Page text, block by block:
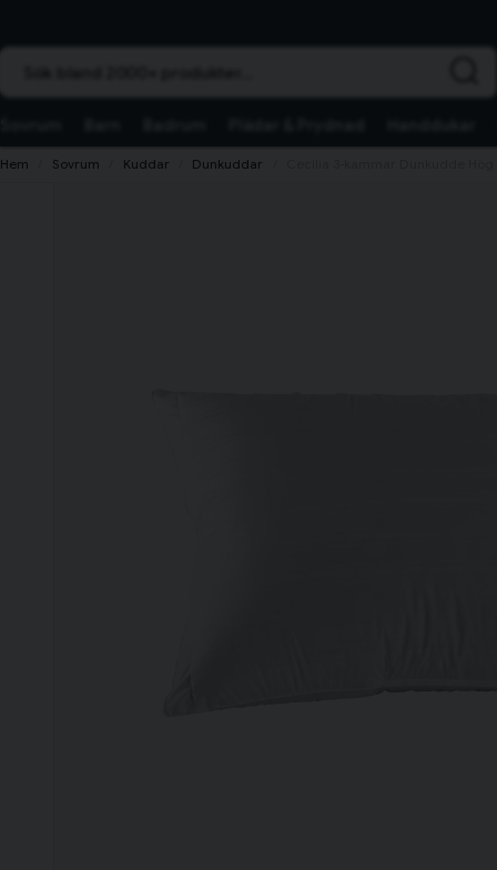
Hem Sovrum Kuddar Dunkuddar